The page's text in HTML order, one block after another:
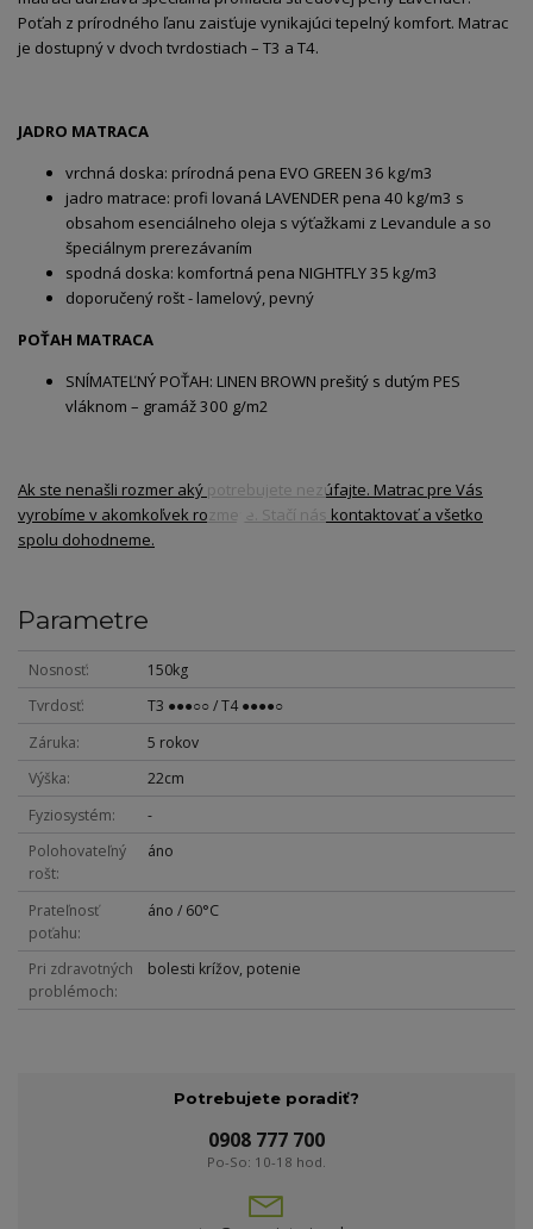
Poťah z prírodného ľanu zaisťuje vynikajúci tepelný komfort. Matrac
je dostupný v dvoch tvrdostiach – T3 a T4.
JADRO MATRACA
vrchná doska: prírodná pena EVO GREEN 36 kg/m3
jadro matrace: profi lovaná LAVENDER pena 40 kg/m3 s
obsahom esenciálneho oleja s výťažkami z Levandule a so
špeciálnym prerezávaním
spodná doska: komfortná pena NIGHTFLY 35 kg/m3
doporučený rošt - lamelový, pevný
POŤAH MATRACA
SNÍMATEĽNÝ POŤAH: LINEN BROWN prešitý s dutým PES
vláknom – gramáž 300 g/m2
Ak ste nenašli rozmer aký potrebujete nezúfajte. Matrac pre Vás
vyrobíme v akomkoľvek rozmere. Stačí nás kontaktovať a všetko
spolu dohodneme.
Parametre
Nosnosť
150kg
Tvrdosť
T3 ●●●○○ / T4 ●●●●○
Záruka
5 rokov
Výška
22cm
Fyziosystém
-
Polohovateľný
rošt
áno
Prateľnosť
poťahu
áno / 60°C
Pri zdravotných
problémoch
bolesti krížov, potenie
Potrebujete poradiť?
0908 777 700
Po-So: 10-18 hod.